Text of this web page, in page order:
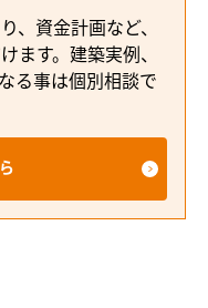
、資金計画など、
ます。建築実例、
る事は個別相談で